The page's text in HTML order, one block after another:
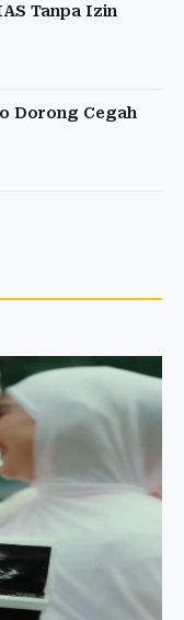
Tanpa Izin
Dorong Cegah